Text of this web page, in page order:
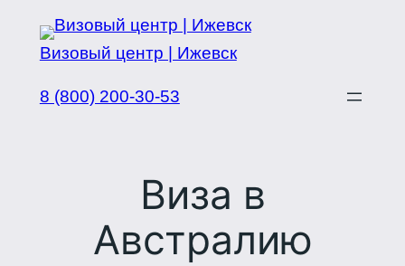
Перейти
Визовый центр | Ижевск
8 (800) 200-30-53
Виза в
Австралию